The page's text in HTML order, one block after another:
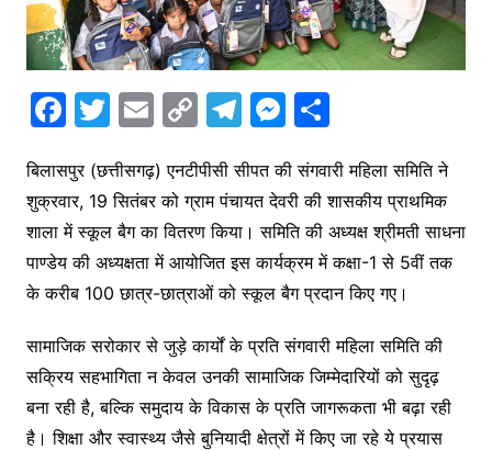
F
c
e
b
o
k
T
itt
er
E
ai
l
C
p
y
Li
n
T
e
gr
a
m
M
s
s
e
n
er
S
ar
e
बिलासपुर (छत्तीसगढ़) एनटीपीसी सीपत की संगवारी महिला समिति ने
शुक्रवार, 19 सितंबर को ग्राम पंचायत देवरी की शासकीय प्राथमिक
शाला में स्कूल बैग का वितरण किया। समिति की अध्यक्ष श्रीमती साधना
पाण्डेय की अध्यक्षता में आयोजित इस कार्यक्रम में कक्षा-1 से 5वीं तक
के करीब 100 छात्र-छात्राओं को स्कूल बैग प्रदान किए गए।
सामाजिक सरोकार से जुड़े कार्यों के प्रति संगवारी महिला समिति की
सक्रिय सहभागिता न केवल उनकी सामाजिक जिम्मेदारियों को सुदृढ़
बना रही है, बल्कि समुदाय के विकास के प्रति जागरूकता भी बढ़ा रही
है। शिक्षा और स्वास्थ्य जैसे बुनियादी क्षेत्रों में किए जा रहे ये प्रयास